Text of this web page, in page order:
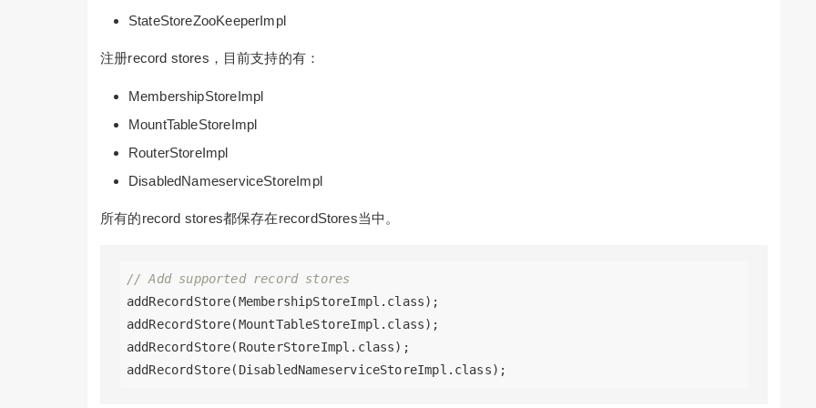
StateStoreZooKeeperImpl
注册record stores，目前支持的有：
MembershipStoreImpl
MountTableStoreImpl
RouterStoreImpl
DisabledNameserviceStoreImpl
所有的record stores都保存在recordStores当中。
// Add supported record stores
addRecordStore(MembershipStoreImpl.class);
addRecordStore(MountTableStoreImpl.class);
addRecordStore(RouterStoreImpl.class);